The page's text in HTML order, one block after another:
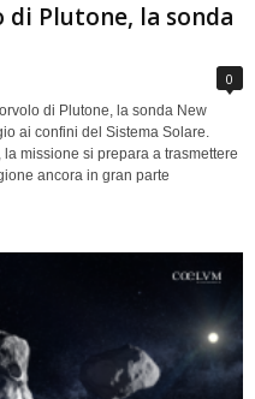
Plutone, la sonda
0
di Plutone, la sonda New
ai confini del Sistema Solare.
missione si prepara a trasmettere
ancora in gran parte